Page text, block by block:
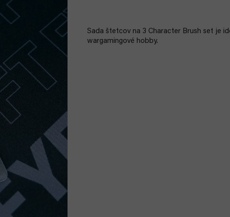
Sada štetcov na 3 Character Brush set je
wargamingové hobby.